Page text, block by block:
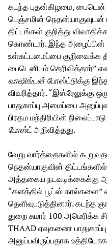
கடந்த புதன்கிழமை, பைடென்
பெஞ்சமின்
திட்டங்கள் குறித்து
கொண்டார். இந்த அழைப்பின்
உள்கட்டமைப்பை குறிவைக்க
பைடெனிடம் தெரிவித்தார்”
வாஷிங்டன் போஸ்ட்டுக்கு
விவரித்தார். “இஸ்ரேலுக்கு
பாதுகாப்பு அமைப்பை
பிரதம மந்திரியின்
போஸ்ட்அறிவித்தது.
வேறு வார்த்தைகளில்
நெதன்யாகுவின்
அத்தகைய நடவடிக்கைக்கு
“களத்தில் பூட்ஸ் கால்களை”
தெளிவுபடுத்தினார். கடந்த
துறை சுமார் 100 அமெரிக்க
THAAD ஏவுகணை
அனுப்பவிருப்பதாக